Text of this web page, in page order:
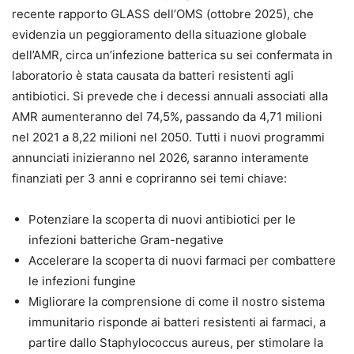
recente rapporto GLASS dell’OMS (ottobre 2025), che
evidenzia un peggioramento della situazione globale
dell’AMR, circa un’infezione batterica su sei confermata in
laboratorio è stata causata da batteri resistenti agli
antibiotici. Si prevede che i decessi annuali associati alla
AMR aumenteranno del 74,5%, passando da 4,71 milioni
nel 2021 a 8,22 milioni nel 2050. Tutti i nuovi programmi
annunciati inizieranno nel 2026, saranno interamente
finanziati per 3 anni e copriranno sei temi chiave:
Potenziare la scoperta di nuovi antibiotici per le
infezioni batteriche Gram-negative
Accelerare la scoperta di nuovi farmaci per combattere
le infezioni fungine
Migliorare la comprensione di come il nostro sistema
immunitario risponde ai batteri resistenti ai farmaci, a
partire dallo Staphylococcus aureus, per stimolare la